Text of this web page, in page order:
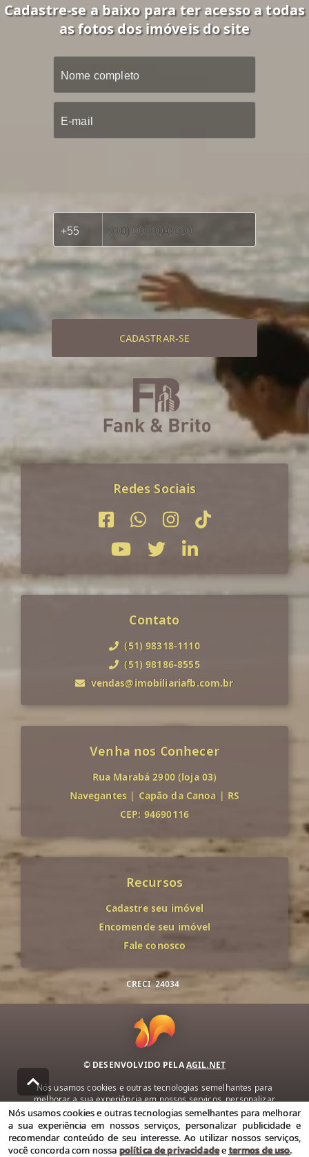
Cadastre-se a baixo para ter acesso a todas
as fotos dos imóveis do site
CADASTRAR-SE
Redes Sociais
Contato
(51) 98318-1110
(51) 98186-8555
vendas@imobiliariafb.com.br
Venha nos Conhecer
Rua Marabá 2900 (loja 03)
Navegantes | Capão da Canoa | RS
CEP: 94690116
Recursos
Cadastre seu imóvel
Encomende seu imóvel
Fale conosco
CRECI 24034
© DESENVOLVIDO PELAAGIL.NET
Nós usamos cookies e outras tecnologias semelhantes para
melhorar a sua experiência em nossos serviços, personalizar
publicidade e recomendar conteúdo de seu interesse. Ao utilizar
nossos serviços, você concorda com nossa política de privacidade e
termos de uso.
Política de Privacidade Termos de uso
Nós usamos cookies e outras tecnologias semelhantes para melhorar
a sua experiência em nossos serviços, personalizar publicidade e
recomendar conteúdo de seu interesse. Ao utilizar nossos serviços,
você concorda com nossa política de privacidadeetermos de uso.